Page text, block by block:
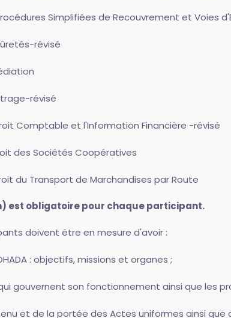
Simplifiées de Recouvrement et Voies
révisé
révisé
Comptable et l'Information Financière -révisé
des Sociétés Coopératives
du Transport de Marchandises par Route
est obligatoire pour chaque participant.
doivent être en mesure d'avoir :
: objectifs, missions et organes ;
gouvernent son fonctionnement ainsi que les
et de la portée des Actes uniformes ainsi que